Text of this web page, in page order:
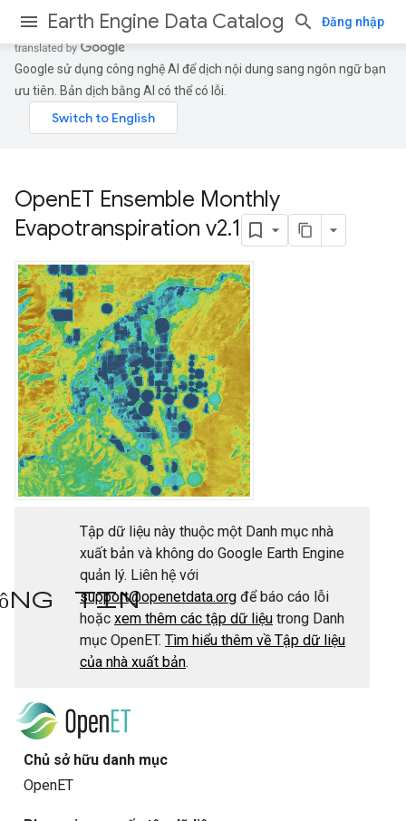
Earth Engine Data Catalog Đăng nhập
Google sử dụng công nghệ AI để dịch nội dung sang ngôn ngữ bạn
ưu tiên. Bản dịch bằng AI có thể có lỗi.
OpenET Ensemble Monthly
Evapotranspiration v2.1
tin
Tập dữ liệu này thuộc một Danh mục nhà
xuất bản và không do Google Earth Engine
quản lý. Liên hệ với
support@openetdata.org để báo cáo lỗi
hoặc xem thêm các tập dữ liệu trong Danh
mục OpenET. Tìm hiểu thêm về Tập dữ liệu
của nhà xuất bản.
Chủ sở hữu danh mục
OpenET